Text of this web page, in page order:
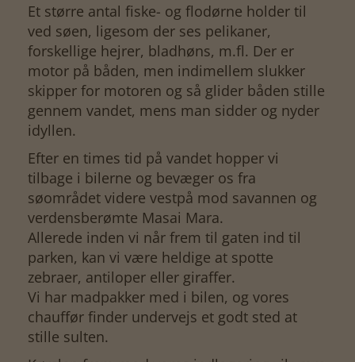
Et større antal fiske- og flodørne holder til
ved søen, ligesom der ses pelikaner,
forskellige hejrer, bladhøns, m.fl. Der er
motor på båden, men indimellem slukker
skipper for motoren og så glider båden stille
gennem vandet, mens man sidder og nyder
idyllen.
Efter en times tid på vandet hopper vi
tilbage i bilerne og bevæger os fra
søområdet videre vestpå mod savannen og
verdensberømte Masai Mara.
Allerede inden vi når frem til gaten ind til
parken, kan vi være heldige at spotte
zebraer, antiloper eller giraffer.
Vi har madpakker med i bilen, og vores
chauffør finder undervejs et godt sted at
stille sulten.